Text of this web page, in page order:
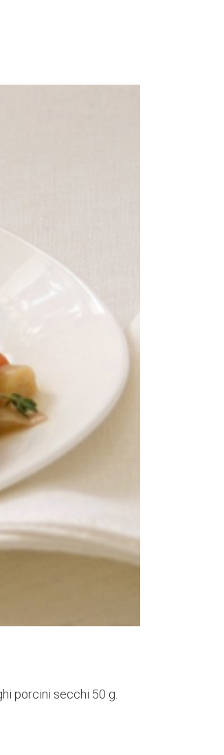
porcini secchi 50 g.